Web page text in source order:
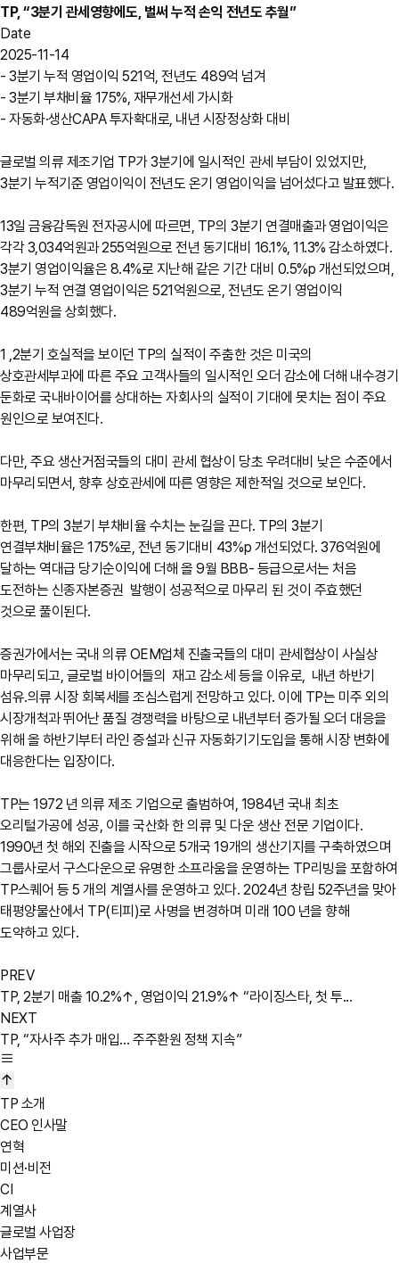
TP, “3분기 관세영향에도, 벌써 누적 손익 전년도 추월”
Date
2025-11-14
- 3분기 누적 영업이익 521억, 전년도 489억 넘겨
- 3분기 부채비율 175%, 재무개선세 가시화
- 자동화·생산CAPA 투자확대로, 내년 시장정상화 대비
글로벌 의류 제조기업 TP가 3분기에 일시적인 관세 부담이 있었지만,
3분기 누적기준 영업이익이 전년도 온기 영업이익을 넘어섰다고 발표했다.
13일 금융감독원 전자공시에 따르면, TP의 3분기 연결매출과 영업이익은
각각 3,034억원과 255억원으로 전년 동기대비 16.1%, 11.3% 감소하였다.
3분기 영업이익율은 8.4%로 지난해 같은 기간 대비 0.5%p 개선되었으며,
3분기 누적 연결 영업이익은 521억원으로, 전년도 온기 영업이익
489억원을 상회했다.
1 ,2분기 호실적을 보이던 TP의 실적이 주춤한 것은 미국의
상호관세부과에 따른 주요 고객사들의 일시적인 오더 감소에 더해 내수경기
둔화로 국내바이어를 상대하는 자회사의 실적이 기대에 못치는 점이 주요
원인으로 보여진다.
다만, 주요 생산거점국들의 대미 관세 협상이 당초 우려대비 낮은 수준에서
마무리되면서, 향후 상호관세에 따른 영향은 제한적일 것으로 보인다.
한편, TP의 3분기 부채비율 수치는 눈길을 끈다. TP의 3분기
연결부채비율은 175%로, 전년 동기대비 43%p 개선되었다. 376억원에
달하는 역대급 당기순이익에 더해 올 9월 BBB- 등급으로서는 처음
도전하는 신종자본증권 발행이 성공적으로 마무리 된 것이 주효했던
것으로 풀이된다.
증권가에서는 국내 의류 OEM업체 진출국들의 대미 관세협상이 사실상
마무리되고, 글로벌 바이어들의 재고 감소세 등을 이유로, 내년 하반기
섬유.의류 시장 회복세를 조심스럽게 전망하고 있다. 이에 TP는 미주 외의
시장개척과 뛰어난 품질 경쟁력을 바탕으로 내년부터 증가될 오더 대응을
위해 올 하반기부터 라인 증설과 신규 자동화기기도입을 통해 시장 변화에
대응한다는 입장이다.
TP는 1972 년 의류 제조 기업으로 출범하여, 1984년 국내 최초
오리털가공에 성공, 이를 국산화 한 의류 및 다운 생산 전문 기업이다.
1990년 첫 해외 진출을 시작으로 5개국 19개의 생산기지를 구축하였으며
그룹사로서 구스다운으로 유명한 소프라움을 운영하는 TP리빙을 포함하여
TP스퀘어 등 5 개의 계열사를 운영하고 있다. 2024년 창립 52주년을 맞아
태평양물산에서 TP(티피)로 사명을 변경하며 미래 100 년을 향해
도약하고 있다.
PREV
TP, 2분기 매출 10.2%↑, 영업이익 21.9%↑ “라이징스타, 첫 투...
NEXT
TP, “자사주 추가 매입… 주주환원 정책 지속”
TP 소개
CEO 인사말
연혁
미션·비전
CI
계열사
글로벌 사업장
사업부문